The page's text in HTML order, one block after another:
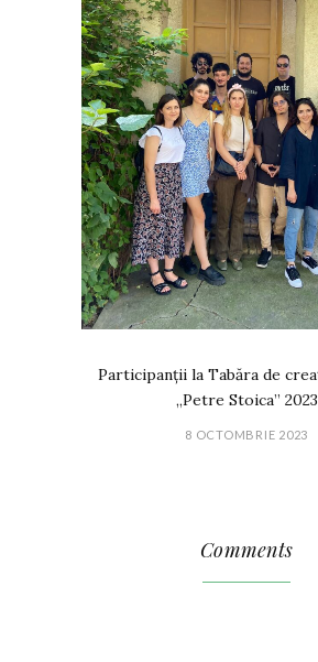
Participanții la Tabăra de
„Petre Stoica” 2023
8 OCTOMBRIE 2023
Comments